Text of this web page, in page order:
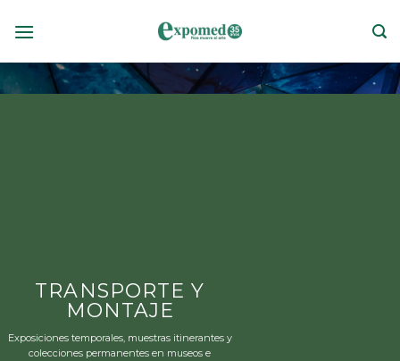
TRANSPORTE Y
MONTAJE
Exposiciones temporales, muestras itinerantes y
colecciones permanentes en museos e